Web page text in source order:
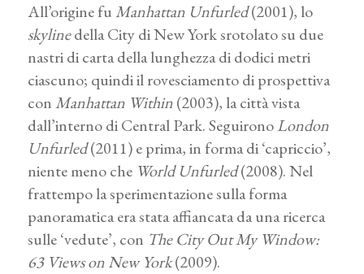
All’origine fuManhattan Unfurled(2001), lo
skylinedella City di New York srotolato su due
nastri di carta della lunghezza di dodici metri
ciascuno; quindi il rovesciamento di prospettiva
conManhattan Within(2003), la città vista
dall’interno di Central Park. SeguironoLondon
Unfurled(2011) e prima, in forma di ‘capriccio’,
niente meno che World Unfurled(2008). Nel
frattempo la sperimentazione sulla forma
panoramatica era stata affiancata da una ricerca
sulle ‘vedute’, con The City Out My Window:
63 Views on New York(2009).